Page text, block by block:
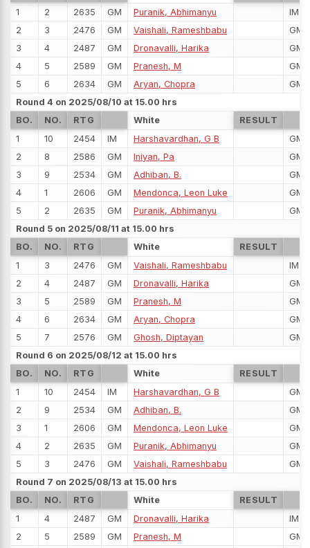
1
2 2635 GM Puranik, Abhimanyu
IM
2
3 2476 GM Vaishali, Rameshbabu
GM
3
4 2487 GM Dronavalli, Harika
GM
4
5 2589 GM Pranesh, M
GM
5
6 2634 GM Aryan, Chopra
GM
Round 4 on 2025/08/10 at 15.00 hrs
BO.
NO. RTG White
RESULT
1
10 2454 IM Harshavardhan, G B
GM
2
8 2586 GM Iniyan, Pa
GM
3
9 2534 GM Adhiban, B.
GM
4
1 2606 GM Mendonca, Leon Luke
GM
5
2 2635 GM Puranik, Abhimanyu
GM
Round 5 on 2025/08/11 at 15.00 hrs
BO.
NO. RTG White
RESULT
1
3 2476 GM Vaishali, Rameshbabu
IM
2
4 2487 GM Dronavalli, Harika
GM
3
5 2589 GM Pranesh, M
GM
4
6 2634 GM Aryan, Chopra
GM
5
7 2576 GM Ghosh, Diptayan
GM
Round 6 on 2025/08/12 at 15.00 hrs
BO.
NO. RTG White
RESULT
1
10 2454 IM Harshavardhan, G B
GM
2
9 2534 GM Adhiban, B.
GM
3
1 2606 GM Mendonca, Leon Luke
GM
4
2 2635 GM Puranik, Abhimanyu
GM
5
3 2476 GM Vaishali, Rameshbabu
GM
Round 7 on 2025/08/13 at 15.00 hrs
BO.
NO. RTG White
RESULT
1
4 2487 GM Dronavalli, Harika
IM
2
5 2589 GM Pranesh, M
GM